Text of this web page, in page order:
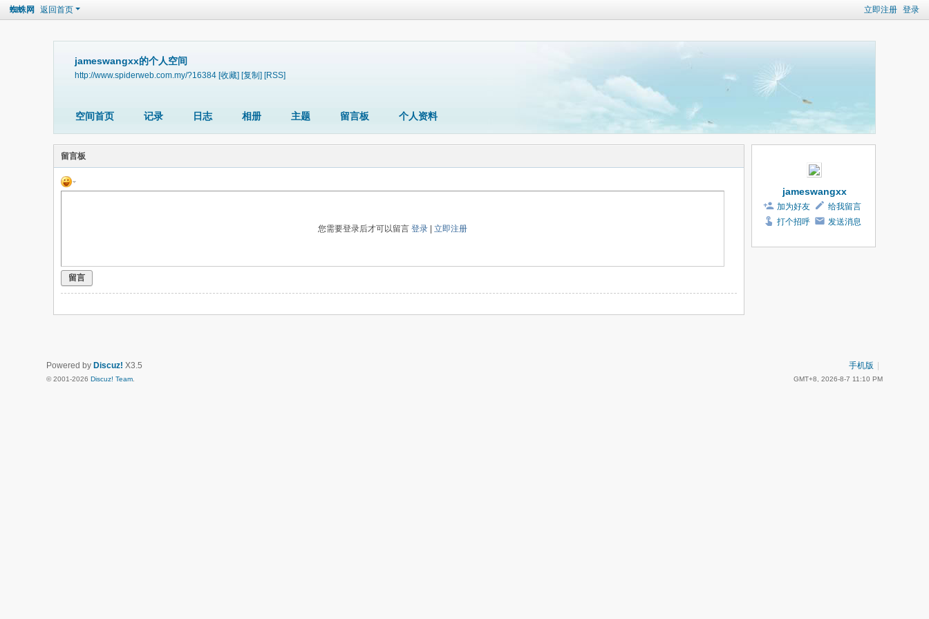
立即注册 登录
蜘蛛网 返回首页
jameswangxx的个人空间
http://www.spiderweb.com.my/?16384 [收藏] [复制] [RSS]
空间首页 记录 日志 相册 主题 留言板 个人资料
留言板
您需要登录后才可以留言登录 |立即注册
留言
jameswangxx
加为好友
给我留言
打个招呼
发送消息
手机版
GMT+8, 2026-8-7 11:10 PM
Powered by Discuz! X3.5
© 2001-2026 Discuz! Team